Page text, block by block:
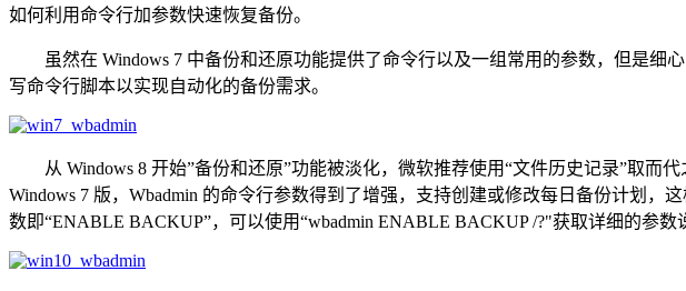
如何利用命令行加参数快速恢复备份。
虽然在 Windows 7 中备份和还原功能提供了命令行以及一组常用的参数，但是细
写命令行脚本以实现自动化的备份需求。
从 Windows 8 开始”备份和还原”功能被淡化，微软推荐使用“文件历史记录”取而
Windows 7 版，Wbadmin 的命令行参数得到了增强，支持创建或修改每日备份计划
数即“ENABLE BACKUP”，可以使用“wbadmin ENABLE BACKUP /?"获取详细的参数